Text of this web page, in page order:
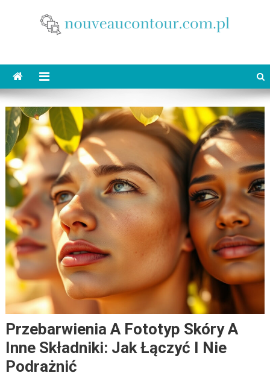
Przebarwienia A Fototyp Skóry A
Inne Składniki: Jak Łączyć I Nie
Podrażnić